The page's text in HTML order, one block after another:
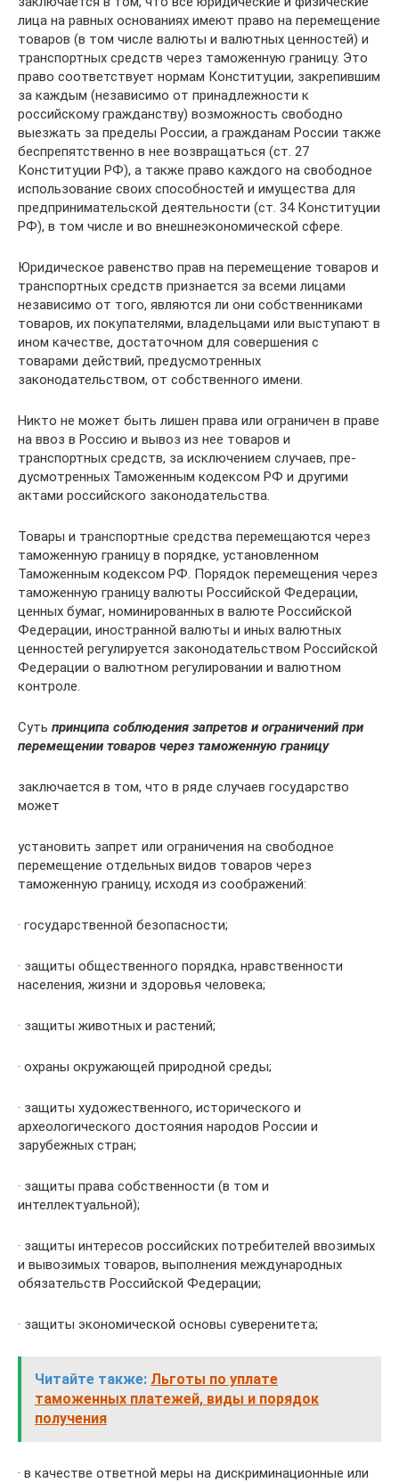
лица на равных основаниях имеют право на перемещение
товаров (в том числе валюты и валютных ценностей) и
транспортных средств через таможенную границу. Это
право соответствует нормам Конституции, закрепившим
за каждым (независимо от принадлежности к
российскому гражданству) возможность свободно
выезжать за пределы России, а гражданам России также
беспрепятственно в нее возвращаться (ст. 27
Конституции РФ), а также право каждого на свободное
использование своих способнос­тей и имущества для
предпринимательской деятель­ности (ст. 34 Конституции
РФ), в том числе и во внеш­неэкономической сфере.
Юридическое равенство прав на перемещение товаров и
транспортных средств при­знается за всеми лицами
независимо от того, являют­ся ли они собственниками
товаров, их покупателями, владельцами или выступают в
ином качестве, доста­точном для совершения с
товарами действий, предус­мотренных
законодательством, от собственного имени.
Никто не может быть лишен права или ограни­чен в праве
на ввоз в Россию и вывоз из нее товаров и
транспортных средств, за исключением случаев, пре­
дусмотренных Таможенным кодексом РФ и други­ми
актами российского законодательства.
Товары и транспортные средства перемещаются через
таможенную границу в порядке, установлен­ном
Таможенным кодексом РФ. Порядок перемеще­ния через
таможенную границу валюты Российской Федерации,
ценных бумаг, номинированных в валю­те Российской
Федерации, иностранной валюты и иных валютных
ценностей регулируется законода­тельством Российской
Федерации о валютном регу­лировании и валютном
контроле.
Суть принципа соблюдения запретов и ограничений при
перемещении товаров через таможенную границу
заключается в том, что в ряде случаев государство
может
установить запрет или ограничения на свободное
перемещение отдель­ных видов товаров через
таможенную границу, ис­ходя из соображений:
· государственной безопаснос­ти;
· защиты общественного порядка, нравственности
населения, жизни и здоровья человека;
· защиты жи­вотных и растений;
· охраны окружающей природ­ной среды;
· защиты художественного, исторического и
археологического достояния народов России и
зарубежных стран;
· защиты права собственности (в том и
интеллектуальной);
· защиты интересов российских потребителей ввозимых
и вывозимых товаров, выполнения международных
обязательств Российской Федерации;
· защиты экономической основы суверенитета;
Читайте также: Льготы по уплате
таможенных платежей, виды и порядок
получения
· в качестве ответной меры на дискриминационные или